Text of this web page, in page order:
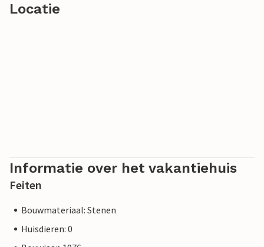
Locatie
Informatie over het vakantiehuis
Feiten
Bouwmateriaal: Stenen
Huisdieren: 0